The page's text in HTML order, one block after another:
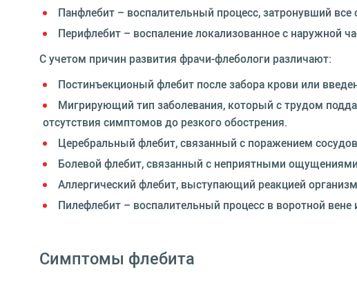
Панфлебит – воспалительный процесс, затронувший все
Перифлебит – воспаление локализованное с наружной
С учетом причин развития фрачи-флебологи различают:
Постинъекционый флебит после забора крови или
Мигрирующий тип заболевания, который с трудом
отсутствия симптомов до резкого обострения.
Церебральный флебит, связанный с поражением
Болевой флебит, связанный с неприятными
Аллергический флебит, выступающий реакцией
Пилефлебит – воспалительный процесс в воротной
Симптомы флебита